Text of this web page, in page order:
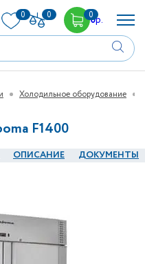
0 0 00р.
Холодильное оборудование
F1400
ОПИСАНИЕ ДОКУМЕНТЫ